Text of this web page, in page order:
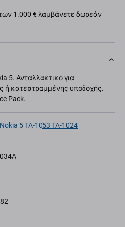
1.000 € λαμβάνετε δωρεάν
5. Ανταλλακτικό για
ή κατεστραμμένης υποδοχής.
Pack.
Nokia 5 TA-1053 TA-1024